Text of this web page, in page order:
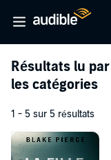
Résultats lu par
les catégories
1 - 5 sur 5 résultats